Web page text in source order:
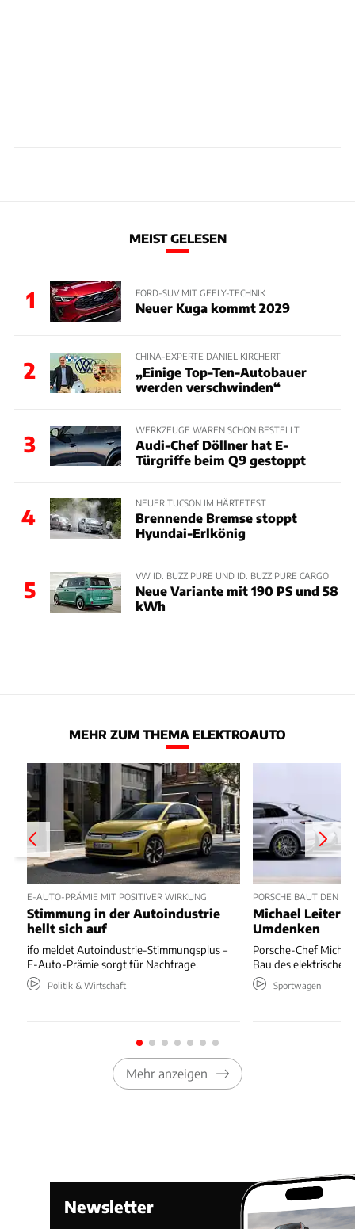
MEIST GELESEN
1 FORD-SUV MIT GEELY-TECHNIK
Neuer Kuga kommt 2029
2
CHINA-EXPERTE DANIEL KIRCHERT
„Einige Top-Ten-Autobauer
werden verschwinden“
3
WERKZEUGE WAREN SCHON BESTELLT
Audi-Chef Döllner hat E-
Türgriffe beim Q9 gestoppt
4
NEUER TUCSON IM HÄRTETEST
Brennende Bremse stoppt
Hyundai-Erlkönig
5
VW ID. BUZZ PURE UND ID. BUZZ PURE CARGO
Neue Variante mit 190 PS und 58
kWh
MEHR ZUM THEMA ELEKTROAUTO
E-AUTO-PRÄMIE MIT POSITIVER WIRKUNG
Stimmung in der Autoindustrie
hellt sich auf
ifo meldet Autoindustrie-Stimmungsplus –
E-Auto-Prämie sorgt für Nachfrage.
Politik & Wirtschaft
PORSCHE BAUT DEN
Michael Leiters
Umdenken
Porsche-Chef
Bau des elektrischen
Sportwagen
Mehr anzeigen
Newsletter